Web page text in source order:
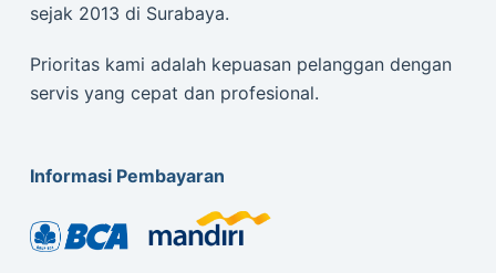
sejak 2013 di Surabaya.
Prioritas kami adalah kepuasan pelanggan dengan
servis yang cepat dan profesional.
Informasi Pembayaran